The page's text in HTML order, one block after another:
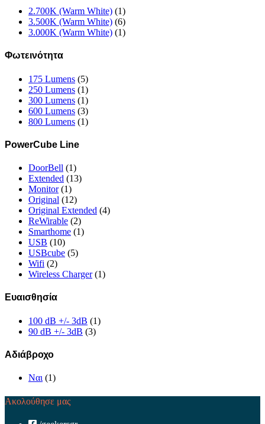
2.700K (Warm White) (1)
3.500K (Warm White) (6)
3.000K (Warm White) (1)
Φωτεινότητα
175 Lumens (5)
250 Lumens (1)
300 Lumens (1)
600 Lumens (3)
800 Lumens (1)
PowerCube Line
DoorBell (1)
Extended (13)
Monitor (1)
Original (12)
Original Extended (4)
ReWirable (2)
Smarthome (1)
USB (10)
USBcube (5)
Wifi (2)
Wireless Charger (1)
Ευαισθησία
100 dB +/- 3dB (1)
90 dB +/- 3dB (3)
Αδιάβροχο
Ναι (1)
Ακολούθησε μας